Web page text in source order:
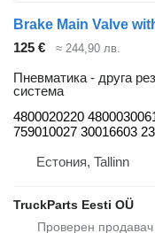
125 € ≈ 244,90 лв.
Пневматика - друга
система
4800020220
759010027 30016603
Естония, Tallinn
TruckParts Eesti OÜ